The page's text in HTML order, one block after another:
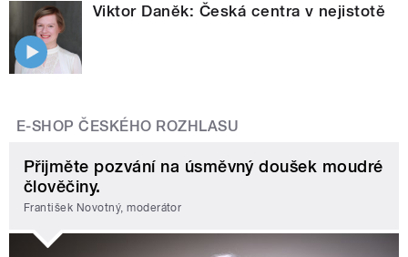
Viktor Daněk: Česká centra v nejistotě
E-SHOP ČESKÉHO ROZHLASU
Přijměte pozvání na úsměvný doušek moudré
člověčiny.
František Novotný, moderátor